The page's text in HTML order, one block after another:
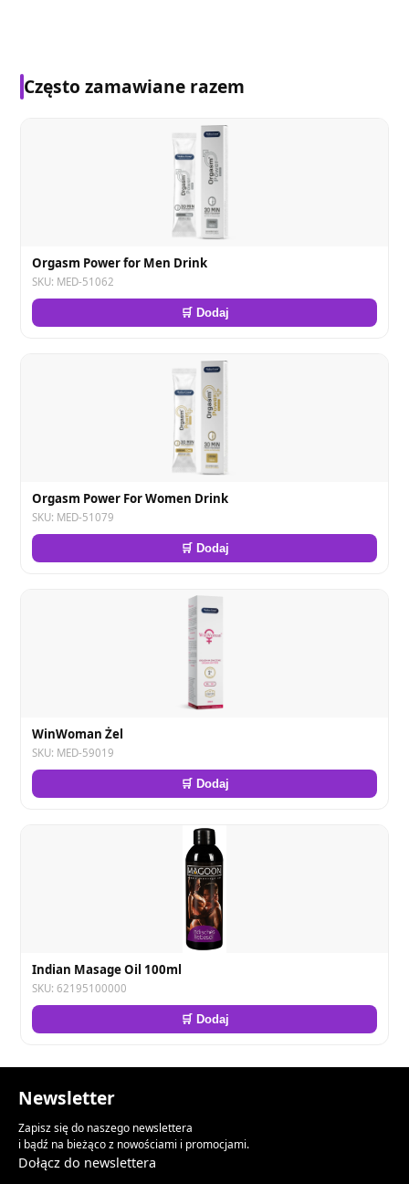
Często zamawiane razem
Orgasm Power for Men Drink
SKU: MED-51062
🛒 Dodaj
Orgasm Power For Women Drink
SKU: MED-51079
🛒 Dodaj
WinWoman Żel
SKU: MED-59019
🛒 Dodaj
Indian Masage Oil 100ml
SKU: 62195100000
🛒 Dodaj
Newsletter
Zapisz się do naszego newslettera
i bądź na bieżąco z nowościami i promocjami.
Dołącz do newslettera